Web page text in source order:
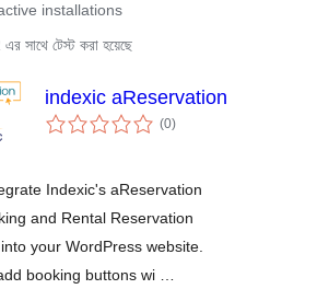
installations
সাথে টেস্ট করা হয়েছে
indexic aReservation
(0total
ratings
)
Indexic's aReservation
and Rental Reservation
your WordPress website.
booking buttons wi …